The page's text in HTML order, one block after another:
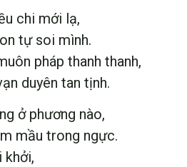
chi mới lạ,
tự soi mình.
pháp thanh thanh,
duyên tan tịnh.
ở phương nào,
mầu trong ngực.
khởi,